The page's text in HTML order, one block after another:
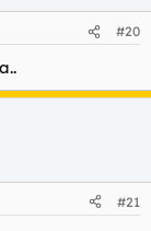
#20
#21